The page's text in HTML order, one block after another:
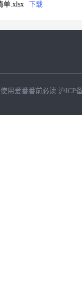
单.xlsx
下载
使用爱番番前必读 沪ICP